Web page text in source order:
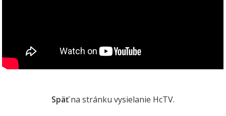
Späťna stránku vysielanie HcTV.